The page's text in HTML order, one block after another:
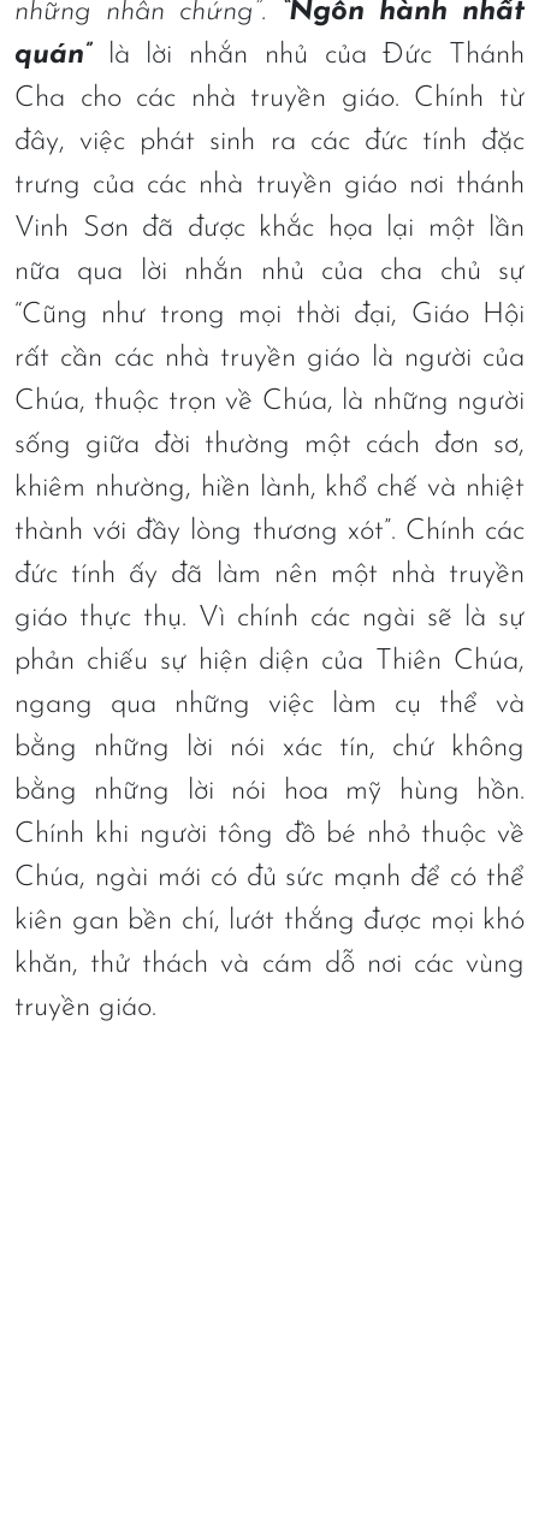
những nhân chứng”.
“Ngôn hành nhất
quán”là lời nhắn nhủ của Đức Thánh
Cha cho các nhà truyền giáo. Chính từ
đây, việc phát sinh ra các đức tính đặc
trưng của các nhà truyền giáo nơi thánh
Vinh Sơn đã được khắc họa lại một lần
nữa qua lời nhắn nhủ của cha chủ sự
“Cũng như trong mọi thời đại, Giáo Hội
rất cần các nhà truyền giáo là người của
Chúa, thuộc trọn về Chúa, là những người
sống giữa đời thường một cách đơn sơ,
khiêm nhường, hiền lành, khổ chế và nhiệt
thành với đầy lòng thương xót”. Chính các
đức tính ấy đã làm nên một nhà truyền
giáo thực thụ. Vì chính các ngài sẽ là sự
phản chiếu sự hiện diện của Thiên Chúa,
ngang qua những việc làm cụ thể và
bằng những lời nói xác tín, chứ không
bằng những lời nói hoa mỹ hùng hồn.
Chính khi người tông đồ bé nhỏ thuộc về
Chúa, ngài mới có đủ sức mạnh để có thể
kiên gan bền chí, lướt thắng được mọi khó
khăn, thử thách và cám dỗ nơi các vùng
truyền giáo.